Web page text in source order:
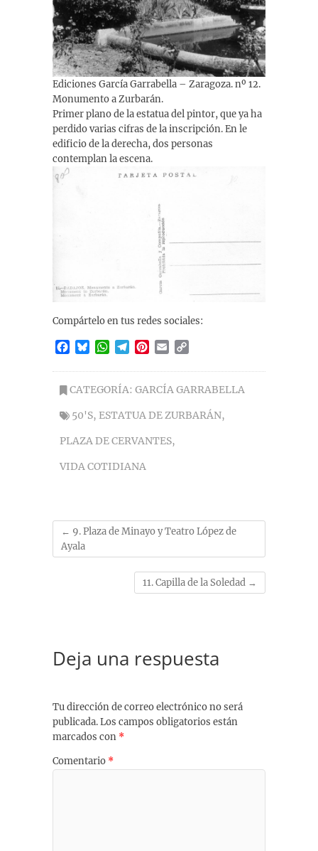
Ediciones García Garrabella – Zaragoza. nº 12.
Monumento a Zurbarán.
Primer plano de la estatua del pintor, que ya ha
perdido varias cifras de la inscripción. En le
edificio de la derecha, dos personas
contemplan la escena.
Compártelo en tus redes sociales:
c
e
o
k
u
e
k
W
a
t
A
p
T
l
e
r
m
n
t
r
s
a
i
p
y
i
CATEGORÍA: GARCÍA GARRABELLA
50'S, ESTATUA DE ZURBARÁN,
PLAZA DE CERVANTES,
VIDA COTIDIANA
← 9. Plaza de Minayo y Teatro López de
Ayala
11. Capilla de la Soledad →
Deja una respuesta
Tu dirección de correo electrónico no será
publicada.Los campos obligatorios están
marcados con *
Comentario *